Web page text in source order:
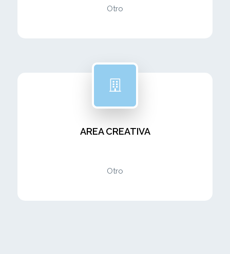
Otro
AREA CREATIVA
Otro